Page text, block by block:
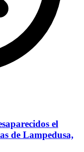
el
de Lampedusa,